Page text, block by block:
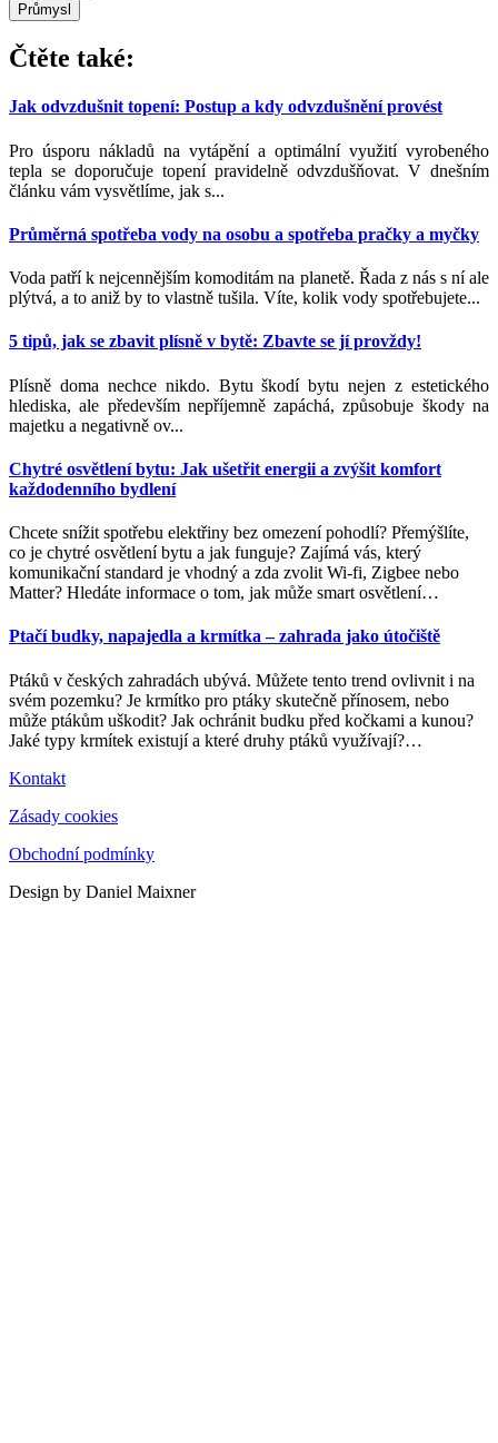
Průmysl
Čtěte také:
Jak odvzdušnit topení: Postup a kdy odvzdušnění provést
Pro úsporu nákladů na vytápění a optimální využití vyrobeného
tepla se doporučuje topení pravidelně odvzdušňovat. V dnešním
článku vám vysvětlíme, jak s...
Průměrná spotřeba vody na osobu a spotřeba pračky a myčky
Voda patří k nejcennějším komoditám na planetě. Řada z nás s ní ale
plýtvá, a to aniž by to vlastně tušila. Víte, kolik vody spotřebujete...
5 tipů, jak se zbavit plísně v bytě: Zbavte se jí provždy!
Plísně doma nechce nikdo. Bytu škodí bytu nejen z estetického
hlediska, ale především nepříjemně zapáchá, způsobuje škody na
majetku a negativně ov...
Chytré osvětlení bytu: Jak ušetřit energii a zvýšit komfort
každodenního bydlení
Chcete snížit spotřebu elektřiny bez omezení pohodlí? Přemýšlíte,
co je chytré osvětlení bytu a jak funguje? Zajímá vás, který
komunikační standard je vhodný a zda zvolit Wi-fi, Zigbee nebo
Matter? Hledáte informace o tom, jak může smart osvětlení…
Ptačí budky, napajedla a krmítka – zahrada jako útočiště
Ptáků v českých zahradách ubývá. Můžete tento trend ovlivnit i na
svém pozemku? Je krmítko pro ptáky skutečně přínosem, nebo
může ptákům uškodit? Jak ochránit budku před kočkami a kunou?
Jaké typy krmítek existují a které druhy ptáků využívají?…
Kontakt
Zásady cookies
Obchodní podmínky
Design by Daniel Maixner